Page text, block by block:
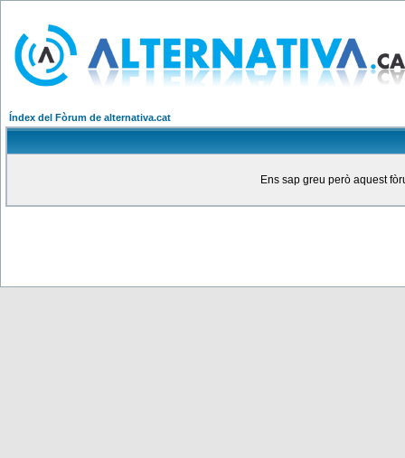
Índex del Fòrum de alternativa.cat
Ens sap greu però aquest